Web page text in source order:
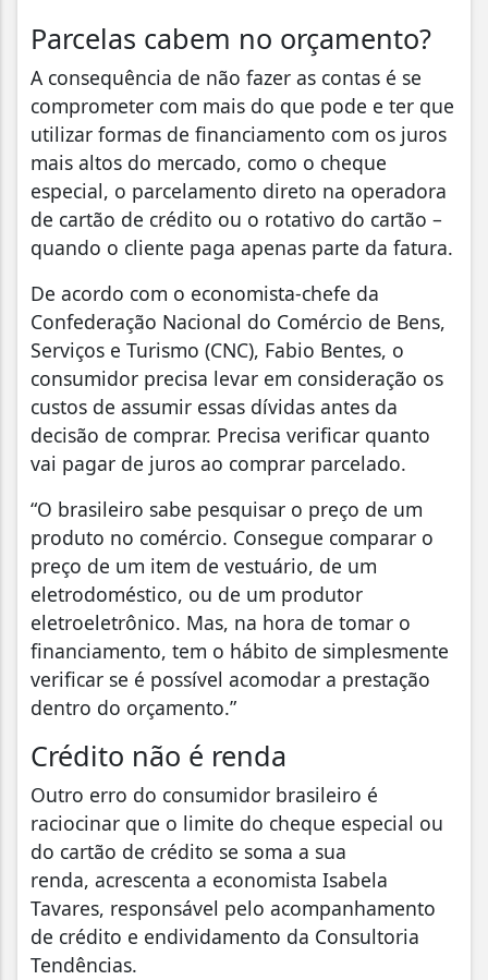
Parcelas cabem no orçamento?
A consequência de não fazer as contas é se
comprometer com mais do que pode e ter que
utilizar formas de financiamento com os juros
mais altos do mercado, como o cheque
especial, o parcelamento direto na operadora
de cartão de crédito ou o rotativo do cartão –
quando o cliente paga apenas parte da fatura.
De acordo com o economista-chefe da
Confederação Nacional do Comércio de Bens,
Serviços e Turismo (CNC), Fabio Bentes, o
consumidor precisa levar em consideração os
custos de assumir essas dívidas antes da
decisão de comprar. Precisa verificar quanto
vai pagar de juros ao comprar parcelado.
“O brasileiro sabe pesquisar o preço de um
produto no comércio. Consegue comparar o
preço de um item de vestuário, de um
eletrodoméstico, ou de um produtor
eletroeletrônico. Mas, na hora de tomar o
financiamento, tem o hábito de simplesmente
verificar se é possível acomodar a prestação
dentro do orçamento.”
Crédito não é renda
Outro erro do consumidor brasileiro é
raciocinar que o limite do cheque especial ou
do cartão de crédito se soma a sua
renda, acrescenta a economista Isabela
Tavares, responsável pelo acompanhamento
de crédito e endividamento da Consultoria
Tendências.